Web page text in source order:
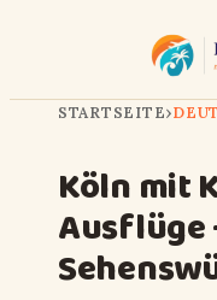
STARTSEITE›
Köln mit
Ausflüge